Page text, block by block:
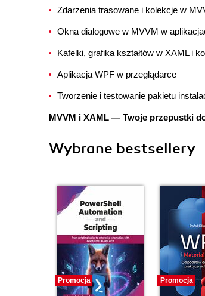
Zdarzenia trasowane i kolekcje w
Okna dialogowe w MVVM w
Kafelki, grafika kształtów w XAML i
Aplikacja WPF w przeglądarce
Tworzenie i testowanie pakietu
MVVM i XAML — Twoje przepustki
Wybrane bestsellery
Promocja Promocja